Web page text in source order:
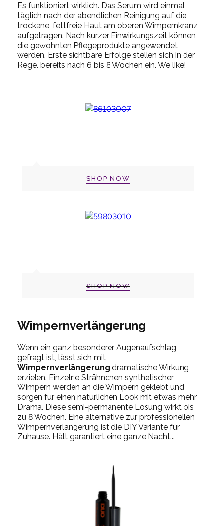
Es funktioniert wirklich. Das Serum wird einmal
täglich nach der abendlichen Reinigung auf die
trockene, fettfreie Haut am oberen Wimpernkranz
aufgetragen. Nach kurzer Einwirkungszeit können
die gewohnten Pflegeprodukte angewendet
werden. Erste sichtbare Erfolge stellen sich in der
Regel bereits nach 6 bis 8 Wochen ein. We like!
SHOP NOW
SHOP NOW
Wimpernverlängerung
Wenn ein ganz besonderer Augenaufschlag
gefragt ist, lässt sich mit
Wimpernverlängerung dramatische Wirkung
erzielen. Einzelne Strähnchen synthetischer
Wimpern werden an die Wimpern geklebt und
sorgen für einen natürlichen Look mit etwas mehr
Drama. Diese semi-permanente Lösung wirkt bis
zu 8 Wochen. Eine alternative zur professionellen
Wimpernverlängerung ist die DIY Variante für
Zuhause. Hält garantiert eine ganze Nacht...